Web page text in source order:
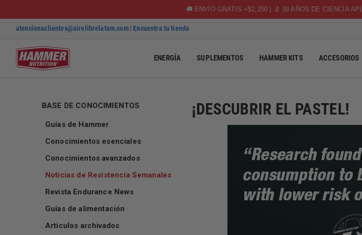
🚚 ENVÍO GRATIS +$2,200 | 🔬 39 AÑOS DE CIENCIA
SKIP TO CONTENT
atencionaclientes@airelibrelatam.com| Encuentra tu tienda
ENERGÍA SUPLEMENTOS HAMMER KITS ACCESORIOS
BASE DE CONOCIMIENTOS
Guías de Hammer
Conocimientos esenciales
Conocimientos avanzados
Noticias de Resistencia Semanales
Revista Endurance News
Guías de alimentación
Artículos archivados
¡DESCUBRIR EL PASTEL!